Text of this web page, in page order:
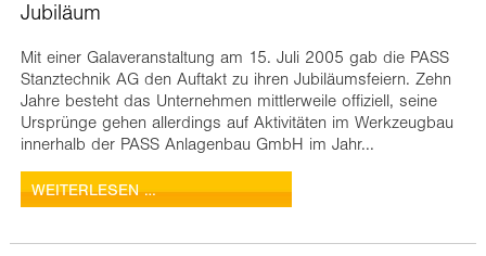
Jubiläum
Mit einer Galaveranstaltung am 15. Juli 2005 gab die PASS
Stanztechnik AG den Auftakt zu ihren Jubiläumsfeiern. Zehn
Jahre besteht das Unternehmen mittlerweile offiziell, seine
Ursprünge gehen allerdings auf Aktivitäten im Werkzeugbau
innerhalb der PASS Anlagenbau GmbH im Jahr...
WEITERLESEN …